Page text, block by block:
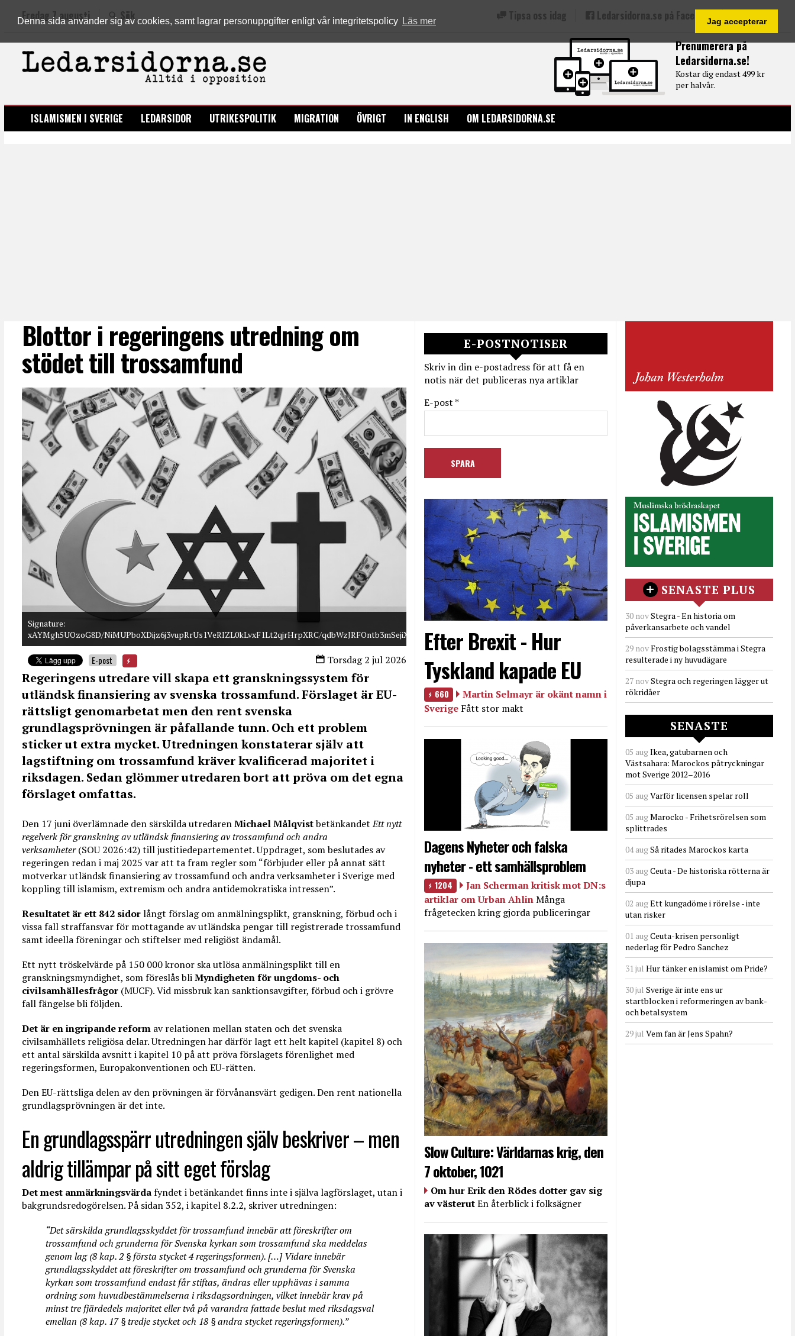
Denna sida använder sig av cookies, samt lagrar personuppgifter enligt vår integritetspolicy Läs mer Jag accepterar
Prenumerera på
Ledarsidorna.se!
Kostar dig endast 499 kr
per halvår.
Fredag 7 augusti Sök Tipsa oss idag Ledarsidorna.se på Facebook
LEDARSIDORNA.SE
ISLAMISMEN I SVERIGE LEDARSIDOR UTRIKESPOLITIK MIGRATION ÖVRIGT IN ENGLISH OM LEDARSIDORNA.SE
Blottor i regeringens utredning om
stödet till trossamfund
Signature:
xAYMgh5UOzoG8D/NiMUPboXDijz6j3vupRrUs1VeRIZL0kLvxF1Lt2qjrHrpXRC/qdbWzJRFOntb3mSejiXknH3LWWHEyv/XIhBDyi6BLWF5YpyAw98qnlWPr0MjsqdUedrhc7Twe9ouLGQUPI4tuzHAyuW/
Torsdag 2 jul 2026
E-post
Regeringens utredare vill skapa ett granskningssystem för
utländsk finansiering av svenska trossamfund. Förslaget är EU-
rättsligt genomarbetat men den rent svenska
grundlagsprövningen är påfallande tunn. Och ett problem
sticker ut extra mycket. Utredningen konstaterar själv att
lagstiftning om trossamfund kräver kvalificerad majoritet i
riksdagen. Sedan glömmer utredaren bort att pröva om det egna
förslaget omfattas.
Den 17 juni överlämnade den särskilda utredarenMichael MålqvistbetänkandetEtt nytt
regelverk för granskning av utländsk finansiering av trossamfund och andra
verksamheter(SOU 2026:42) till justitiedepartementet. Uppdraget, som beslutades av
regeringen redan i maj 2025 var att ta fram regler som “förbjuder eller på annat sätt
motverkar utländsk finansiering av trossamfund och andra verksamheter i Sverige med
koppling till islamism, extremism och andra antidemokratiska intressen”.
Resultatet är ett 842 sidorlångt förslag om anmälningsplikt, granskning, förbud och i
vissa fall straffansvar för mottagande av utländska pengar till registrerade trossamfund
samt ideella föreningar och stiftelser med religiöst ändamål.
Ett nytt tröskelvärde på 150 000 kronor ska utlösa anmälningsplikt till en
granskningsmyndighet, som föreslås bliMyndigheten för ungdoms- och
civilsamhällesfrågor (MUCF). Vid missbruk kan sanktionsavgifter, förbud och i grövre
fall fängelse bli följden.
Det är en ingripande reform av relationen mellan staten och det svenska
civilsamhällets religiösa delar. Utredningen har därför lagt ett helt kapitel (kapitel 8) och
ett antal särskilda avsnitt i kapitel 10 på att pröva förslagets förenlighet med
regeringsformen, Europakonventionen och EU-rätten.
Den EU-rättsliga delen av den prövningen är förvånansvärt gedigen. Den rent nationella
grundlagsprövningen är det inte.
En grundlagsspärr utredningen själv beskriver – men
aldrig tillämpar på sitt eget förslag
Det mest anmärkningsvärdafyndet i betänkandet finns inte i själva lagförslaget, utan i
bakgrundsredogörelsen. På sidan 352, i kapitel 8.2.2, skriver utredningen:
“Det särskilda grundlagsskyddet för trossamfund innebär att föreskrifter om
trossamfund och grunderna för Svenska kyrkan som trossamfund ska meddelas
genom lag (8 kap. 2 § första stycket 4 regeringsformen). […] Vidare innebär
grundlagsskyddet att föreskrifter om trossamfund och grunderna för Svenska
kyrkan som trossamfund endast får stiftas, ändras eller upphävas i samma
ordning som huvudbestämmelserna i riksdagsordningen, vilket innebär krav på
minst tre fjärdedels majoritet eller två på varandra fattade beslut med riksdagsval
emellan (8 kap. 17 § tredje stycket och 18 § andra stycket regeringsformen).”
E-POSTNOTISER
Skriv in din e-postadress för att få en
notis när det publiceras nya artiklar
E-post *
Efter Brexit - Hur
Tyskland kapade EU
660
Martin Selmayr är okänt namn i
Sverige Fått stor makt
Dagens Nyheter och falska
nyheter - ett samhällsproblem
1204
Jan Scherman kritisk mot DN:s
artiklar om Urban AhlinMånga
frågetecken kring gjorda publiceringar
Slow Culture: Världarnas krig, den
7 oktober, 1021
Om hur Erik den Rödes dotter gav sig
av västerutEn återblick i folksägner
SENASTE PLUS
30 novStegra - En historia om
påverkansarbete och vandel
29 novFrostig bolagsstämma i Stegra
resulterade i ny huvudägare
27 novStegra och regeringen lägger ut
rökridåer
SENASTE
05 augIkea, gatubarnen och
Västsahara: Marockos påtryckningar
mot Sverige 2012–2016
05 augVarför licensen spelar roll
05 augMarocko - Frihetsrörelsen som
splittrades
04 augSå ritades Marockos karta
03 augCeuta - De historiska rötterna är
djupa
02 augEtt kungadöme i rörelse - inte
utan risker
01 augCeuta-krisen personligt
nederlag för Pedro Sanchez
31 jul Hur tänker en islamist om Pride?
30 jul Sverige är inte ens ur
startblocken i reformeringen av bank-
och betalsystem
29 jul Vem fan är Jens Spahn?